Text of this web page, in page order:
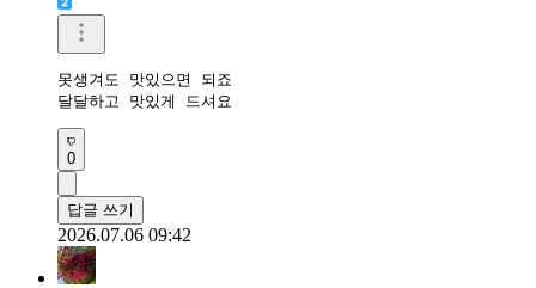
못생겨도 맛있으면 되죠
달달하고 맛있게 드셔요
0
답글 쓰기
2026.07.06 09:42